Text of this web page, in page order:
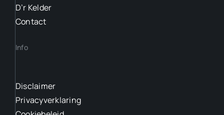
D’r Kelder
Contact
Info
Disclaimer
Privacyverklaring